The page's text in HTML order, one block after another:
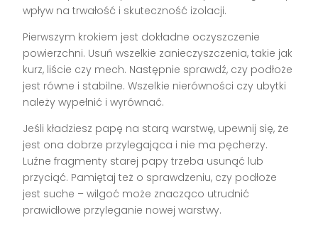
wpływ na trwałość i skuteczność izolacji.
Pierwszym krokiem jest dokładne oczyszczenie
powierzchni. Usuń wszelkie zanieczyszczenia, takie jak
kurz, liście czy mech. Następnie sprawdź, czy podłoże
jest równe i stabilne. Wszelkie nierówności czy ubytki
należy wypełnić i wyrównać.
Jeśli kładziesz papę na starą warstwę, upewnij się, że
jest ona dobrze przylegająca i nie ma pęcherzy.
Luźne fragmenty starej papy trzeba usunąć lub
przyciąć. Pamiętaj też o sprawdzeniu, czy podłoże
jest suche – wilgoć może znacząco utrudnić
prawidłowe przyleganie nowej warstwy.